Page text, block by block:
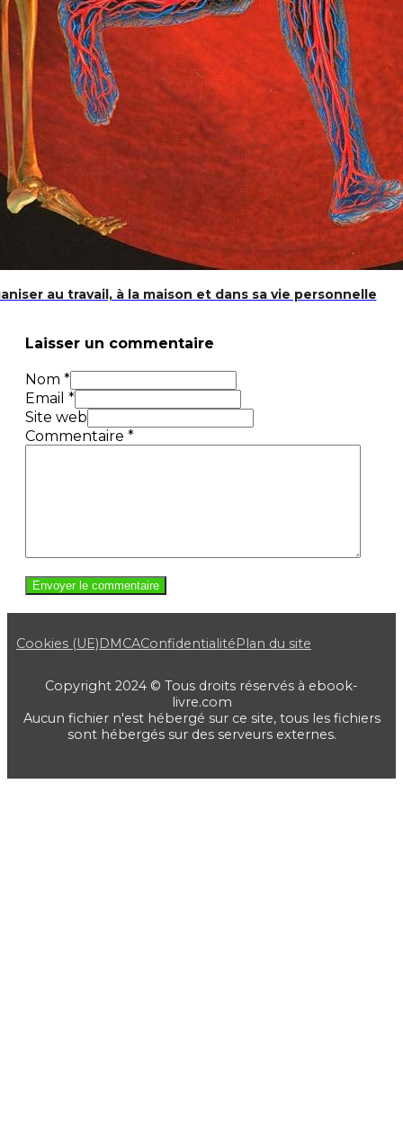
au travail, à la maison et dans sa vie personnelle
Laisser un commentaire
Nom *
Email *
Site web
Commentaire *
Cookies (UE)DMCAConfidentialitéPlan du site
Copyright 2024 © Tous droits réservés à ebook-
livre.com
Aucun fichier n'est hébergé sur ce site, tous les fichiers
sont hébergés sur des serveurs externes.